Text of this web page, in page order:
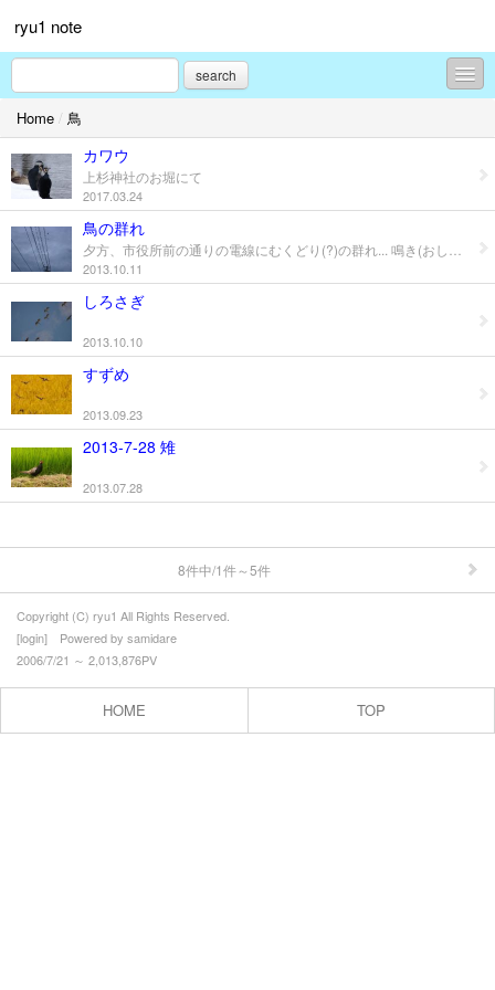
ryu1 note
search
ラーメン・蕎麦
コンテンツ
お祭り
花・植物
朝顔
紫陽花
動物
犬
雪景色
雪
お菓子
Home / 鳥
カワウ
上杉神社のお堀にて
2017.03.24
鳥の群れ
2013.10.11
しろさぎ
2013.10.10
すずめ
2013.09.23
2013-7-28 雉
2013.07.28
8件中/1件～5件
Copyright (C) ryu1 All Rights Reserved.
[login] Powered by samidare
2006/7/21 ～ 2,013,876PV
HOME TOP